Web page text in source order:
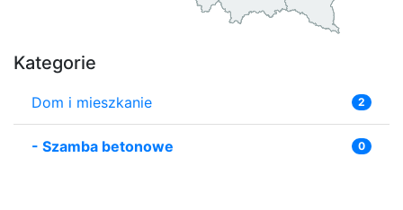
Kategorie
Dom i mieszkanie 2
- Szamba betonowe 0